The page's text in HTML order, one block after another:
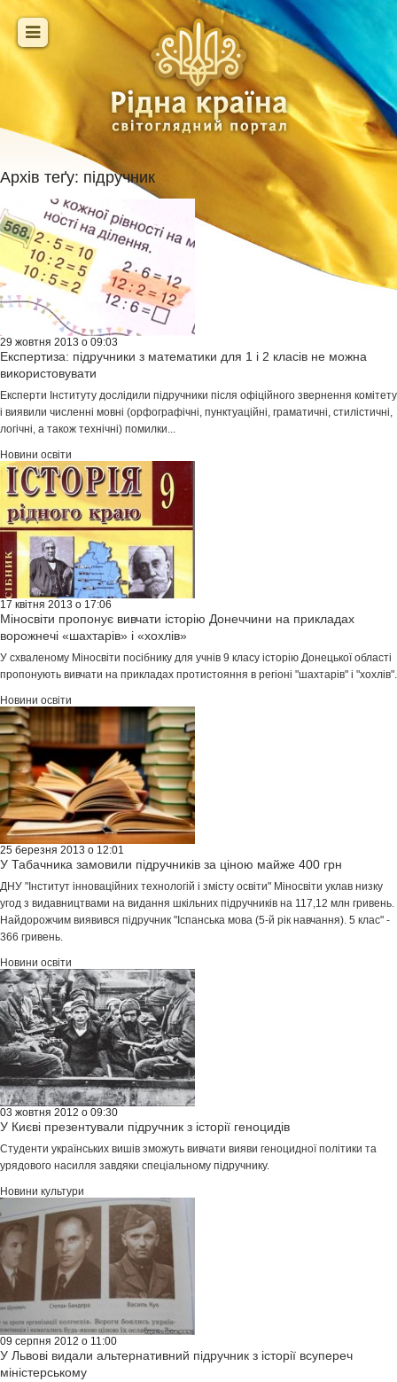
Архів теґу: підручник
29 жовтня 2013 о 09:03
Експертиза: підручники з математики для 1 і 2 класів не можна
використовувати
Експерти Інституту дослідили підручники після офіційного звернення комітету
і виявили численні мовні (орфографічні, пунктуаційні, граматичні, стилістичні,
логічні, а також технічні) помилки...
Новини освіти
17 квітня 2013 о 17:06
Міносвіти пропонує вивчати історію Донеччини на прикладах
ворожнечі «шахтарів» і «хохлів»
У схваленому Міносвіти посібнику для учнів 9 класу історію Донецької області
пропонують вивчати на прикладах протистояння в регіоні "шахтарів" і "хохлів".
Новини освіти
25 березня 2013 о 12:01
У Табачника замовили підручників за ціною майже 400 грн
ДНУ "Інститут інноваційних технологій і змісту освіти" Міносвіти уклав низку
угод з видавництвами на видання шкільних підручників на 117,12 млн гривень.
Найдорожчим виявився підручник "Іспанська мова (5-й рік навчання). 5 клас" -
366 гривень.
Новини освіти
03 жовтня 2012 о 09:30
У Києві презентували підручник з історії геноцидів
Студенти українських вишів зможуть вивчати вияви геноцидної політики та
урядового насилля завдяки спеціальному підручнику.
Новини культури
09 серпня 2012 о 11:00
У Львові видали альтернативний підручник з історії всупереч
міністерському